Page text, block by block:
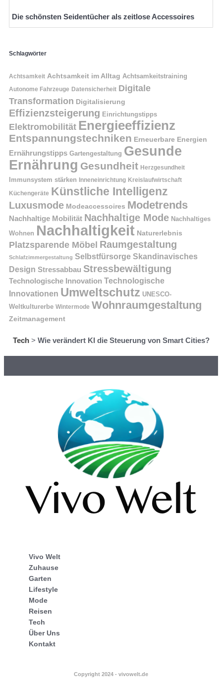
Die schönsten Seidentücher als zeitlose Accessoires
Schlagwörter
Achtsamkeit Achtsamkeit im Alltag Achtsamkeitstraining
Autonome Fahrzeuge Datensicherheit Digitale
Transformation Digitalisierung
Effizienzsteigerung Einrichtungstipps
Elektromobilität Energieeffizienz
Entspannungstechniken Erneuerbare Energien
Ernährungstipps Gartengestaltung Gesunde
Ernährung Gesundheit Herzgesundheit
Immunsystem stärken Inneneinrichtung Kreislaufwirtschaft
Küchengeräte Künstliche Intelligenz
Luxusmode Modeaccessoires Modetrends
Nachhaltige Mobilität Nachhaltige Mode Nachhaltiges
Wohnen Nachhaltigkeit Naturerlebnis
Platzsparende Möbel Raumgestaltung
Schlafzimmergestaltung Selbstfürsorge Skandinavisches
Design Stressabbau Stressbewältigung
Technologische Innovation Technologische
Innovationen Umweltschutz UNESCO-
Weltkulturerbe Wintermode Wohnraumgestaltung
Zeitmanagement
Tech> Wie verändert KI die Steuerung von Smart Cities?
Vivo Welt
Zuhause
Garten
Lifestyle
Mode
Reisen
Tech
Über Uns
Kontakt
Copyright 2024 - vivowelt.de